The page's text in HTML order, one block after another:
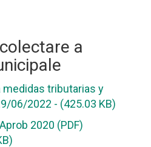
a
medidas tributarias y
06/2022 - (425.03 KB)
2020 (PDF)